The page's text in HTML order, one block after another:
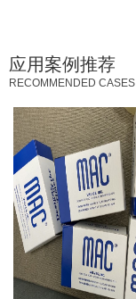
应用案例推荐
RECOMMENDED CASES